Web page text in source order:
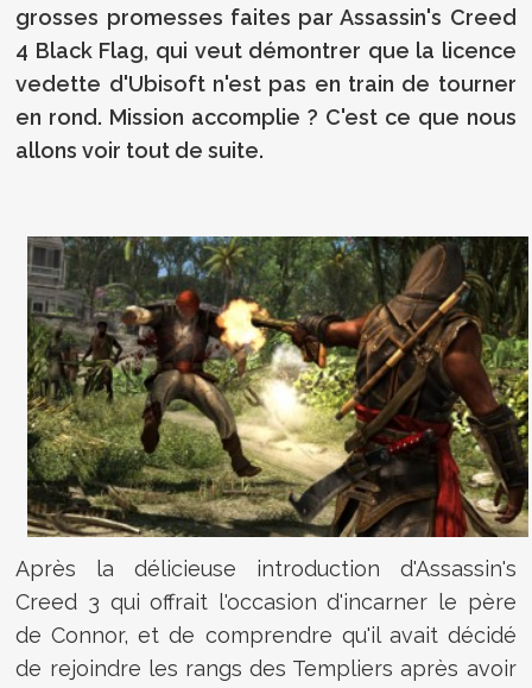
grosses promesses faites par Assassin's Creed
4 Black Flag, qui veut démontrer que la licence
vedette d'Ubisoft n'est pas en train de tourner
en rond. Mission accomplie ? C'est ce que nous
allons voir tout de suite.
Après la délicieuse introduction d'Assassin's
Creed 3 qui offrait l'occasion d'incarner le père
de Connor, et de comprendre qu'il avait décidé
de rejoindre les rangs des Templiers après avoir